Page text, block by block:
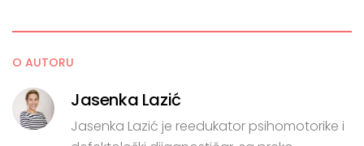
O AUTORU
Jasenka Lazić
Jasenka Lazić je reedukator psihomotorike i